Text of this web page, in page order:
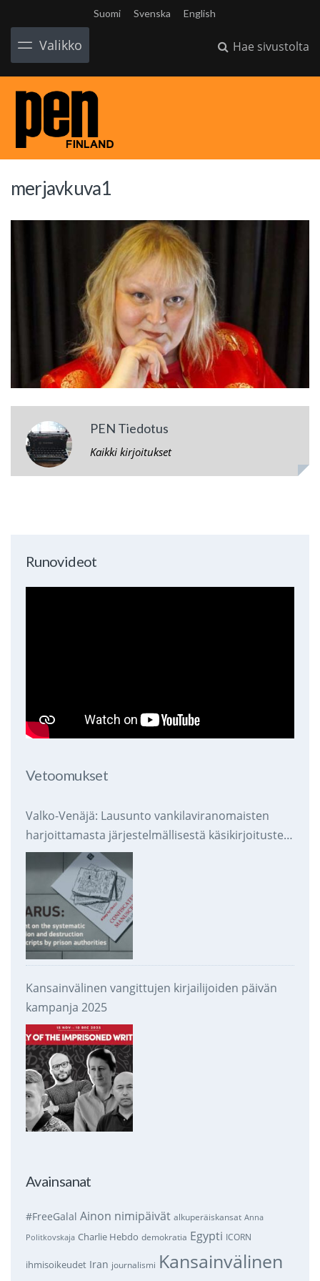
Suomi Svenska English
Valikko Hae sivustolta
merjavkuva1
PEN Tiedotus
Kaikki kirjoitukset
Runovideot
Vetoomukset
Valko-Venäjä: Lausunto vankilaviranomaisten
harjoittamasta järjestelmällisestä käsikirjoitusten
takavarikoinnista ja tuhoamisesta
Kansainvälinen vangittujen kirjailijoiden päivän
kampanja 2025
Avainsanat
#FreeGalal Ainon nimipäivät alkuperäiskansat Anna
Politkovskaja Charlie Hebdo demokratia Egypti ICORN
ihmisoikeudet Iran journalismi Kansainvälinen